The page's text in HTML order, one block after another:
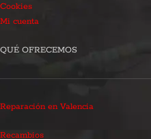
Cookies
Mi cuenta
QUÉ OFRECEMOS
Reparación en Valencia
Recambios